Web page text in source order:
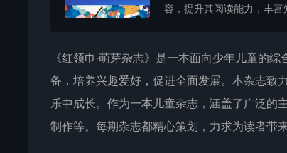
容，提升其阅读能力，丰
《红领巾·萌芽杂志》是一本面向少年儿童的综
备，培养兴趣爱好，促进全面发展。本杂志致
乐中成长。作为一本儿童杂志，涵盖了广泛的
制作等。每期杂志都精心策划，力求为读者带